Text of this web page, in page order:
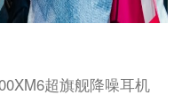
超旗舰降噪耳机